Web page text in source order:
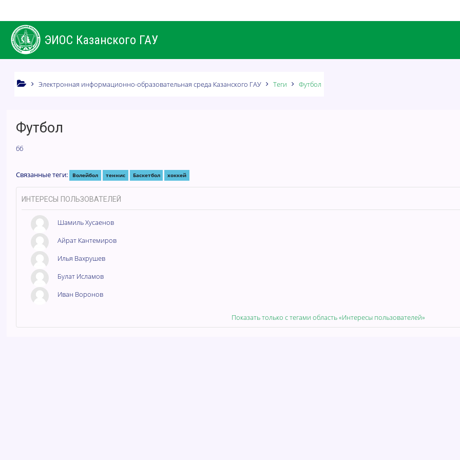
ЭИОС Казанского ГАУ
Электронная информационно-образовательная среда Казанского ГАУ Теги Футбол
Футбол
бб
Связанные теги: Волейбол теннис Баскетбол хоккей
ИНТЕРЕСЫ ПОЛЬЗОВАТЕЛЕЙ
Шамиль Хусаенов
Айрат Кантемиров
Илья Вахрушев
Булат Исламов
Иван Воронов
Показать только с тегами область «Интересы пользователей»